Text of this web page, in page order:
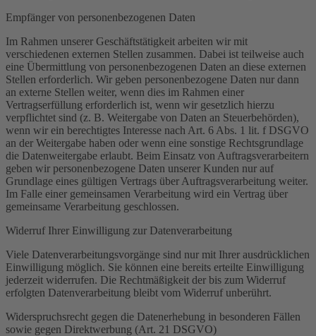
Empfänger von personenbezogenen Daten
Im Rahmen unserer Geschäftstätigkeit arbeiten wir mit
verschiedenen externen Stellen zusammen. Dabei ist teilweise auch
eine Übermittlung von personenbezogenen Daten an diese externen
Stellen erforderlich. Wir geben personenbezogene Daten nur dann
an externe Stellen weiter, wenn dies im Rahmen einer
Vertragserfüllung erforderlich ist, wenn wir gesetzlich hierzu
verpflichtet sind (z. B. Weitergabe von Daten an Steuerbehörden),
wenn wir ein berechtigtes Interesse nach Art. 6 Abs. 1 lit. f DSGVO
an der Weitergabe haben oder wenn eine sonstige Rechtsgrundlage
die Datenweitergabe erlaubt. Beim Einsatz von Auftragsverarbeitern
geben wir personenbezogene Daten unserer Kunden nur auf
Grundlage eines gültigen Vertrags über Auftragsverarbeitung weiter.
Im Falle einer gemeinsamen Verarbeitung wird ein Vertrag über
gemeinsame Verarbeitung geschlossen.
Widerruf Ihrer Einwilligung zur Datenverarbeitung
Viele Datenverarbeitungsvorgänge sind nur mit Ihrer ausdrücklichen
Einwilligung möglich. Sie können eine bereits erteilte Einwilligung
jederzeit widerrufen. Die Rechtmäßigkeit der bis zum Widerruf
erfolgten Datenverarbeitung bleibt vom Widerruf unberührt.
Widerspruchsrecht gegen die Datenerhebung in besonderen Fällen
sowie gegen Direktwerbung (Art. 21 DSGVO)